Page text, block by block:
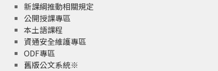
新課綱推動相關規定
公開授課專區
本土語課程
資通安全維護專區
ODF專區
舊版公文系統※